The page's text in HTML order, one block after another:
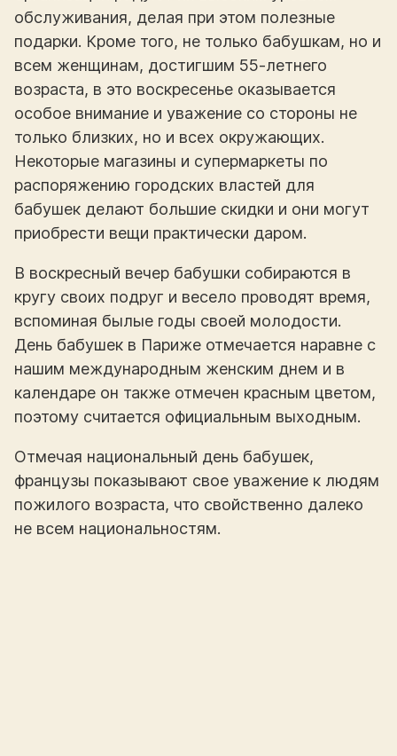
обслуживания, делая при этом полезные
подарки. Кроме того, не только бабушкам, но и
всем женщинам, достигшим 55-летнего
возраста, в это воскресенье оказывается
особое внимание и уважение со стороны не
только близких, но и всех окружающих.
Некоторые магазины и супермаркеты по
распоряжению городских властей для
бабушек делают большие скидки и они могут
приобрести вещи практически даром.
В воскресный вечер бабушки собираются в
кругу своих подруг и весело проводят время,
вспоминая былые годы своей молодости.
День бабушек в Париже отмечается наравне с
нашим международным женским днем и в
календаре он также отмечен красным цветом,
поэтому считается официальным выходным.
Отмечая национальный день бабушек,
французы показывают свое уважение к людям
пожилого возраста, что свойственно далеко
не всем национальностям.